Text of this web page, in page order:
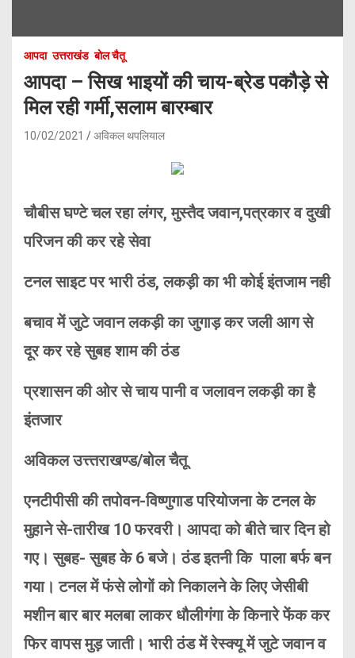
आपदा उत्तराखंड बोल चैतू
आपदा – सिख भाइयों की चाय-ब्रेड पकौड़े से
मिल रही गर्मी,सलाम बारम्बार
10/02/2021 अविकल थपलियाल
चौबीस घण्टे चल रहा लंगर, मुस्तैद जवान,पत्रकार व दुखी
परिजन की कर रहे सेवा
टनल साइट पर भारी ठंड, लकड़ी का भी कोई इंतजाम नही
बचाव में जुटे जवान लकड़ी का जुगाड़ कर जली आग से
दूर कर रहे सुबह शाम की ठंड
प्रशासन की ओर से चाय पानी व जलावन लकड़ी का है
इंतजार
अविकल उत्त्तराखण्ड/बोल चैतू
एनटीपीसी की तपोवन-विष्णुगाड परियोजना के टनल के
मुहाने से-तारीख 10 फरवरी। आपदा को बीते चार दिन हो
गए। सुबह- सुबह के 6 बजे। ठंड इतनी कि पाला बर्फ बन
गया। टनल में फंसे लोगों को निकालने के लिए जेसीबी
मशीन बार बार मलबा लाकर धौलीगंगा के किनारे फेंक कर
फिर वापस मुड़ जाती। भारी ठंड में रेस्क्यू में जुटे जवान व